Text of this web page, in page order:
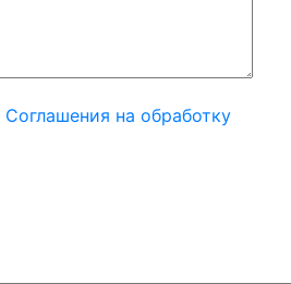
Соглашения на обработку